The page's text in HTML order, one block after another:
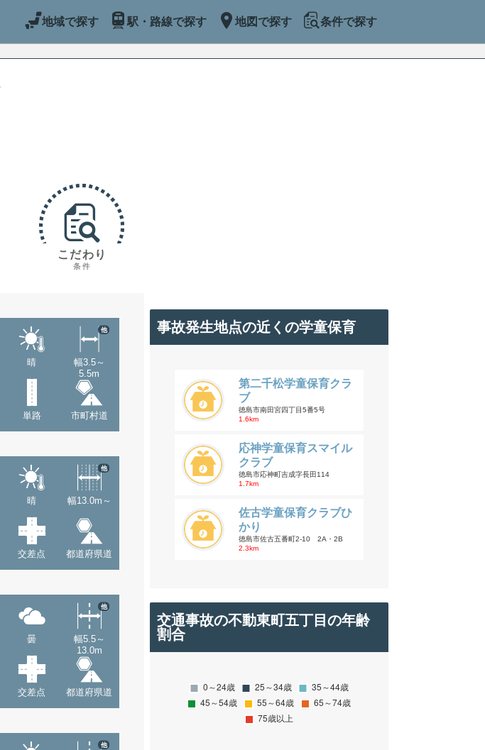
地域で探す 駅・路線で探す 地図で探す 条件で探す
こだわり
条件
晴
幅3.5～
5.5m
他
単路 市町村道
晴 幅13.0m～
他
交差点 都道府県道
曇
幅5.5～
13.0m
他
交差点 都道府県道
他
事故発生地点の近くの学童保育
第二千松学童保育クラ
ブ
徳島市南田宮四丁目5番5号
1.6km
応神学童保育スマイル
クラブ
徳島市応神町吉成字長田114
1.7km
佐古学童保育クラブひ
かり
徳島市佐古五番町2-10 2A・2B
2.3km
交通事故の不動東町五丁目の年齢
割合